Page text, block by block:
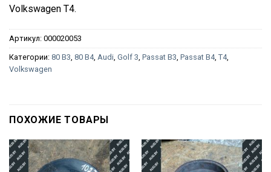
Volkswagen T4.
Артикул: 000020053
Категории: 80 B3 80 B4, Audi Golf 3 Passat B3 Passat B4, T4,
Volkswagen
ПОХОЖИЕ ТОВАРЫ